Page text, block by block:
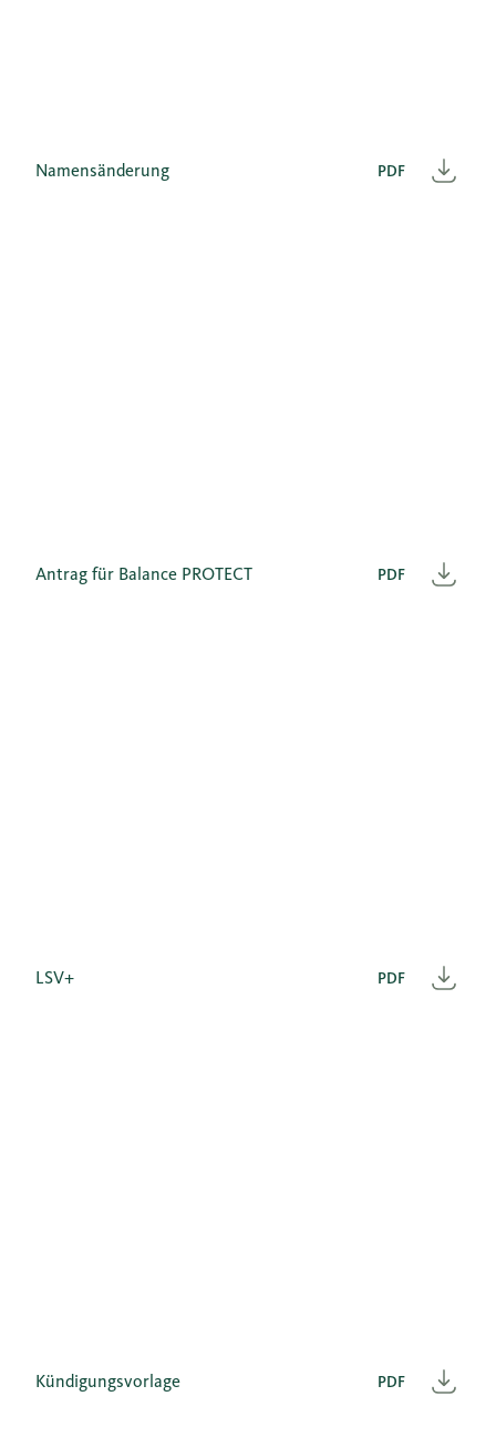
PDF
Namensänderung
PDF
Antrag für Balance PROTECT
PDF
LSV+
PDF
Kündigungsvorlage